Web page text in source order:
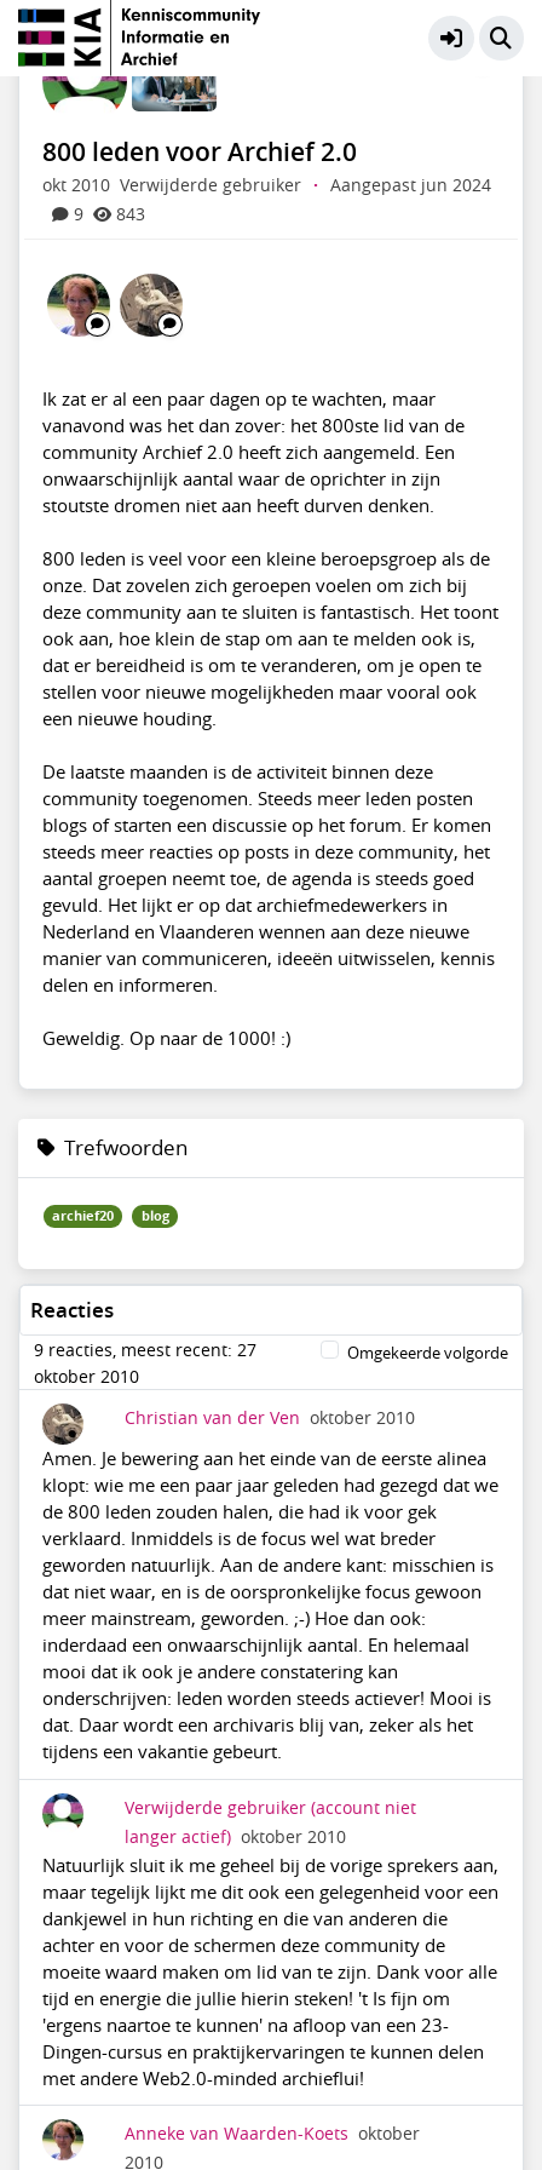
KIA Community Meer
800 leden voor Archief 2.0
okt 2010 Verwijderde gebruiker ·
Aangepast jun 2024
9
843
Ik zat er al een paar dagen op te wachten, maar
vanavond was het dan zover: het 800ste lid van de
community Archief 2.0 heeft zich aangemeld. Een
onwaarschijnlijk aantal waar de oprichter in zijn
stoutste dromen niet aan heeft durven denken.
800 leden is veel voor een kleine beroepsgroep als de
onze. Dat zovelen zich geroepen voelen om zich bij
deze community aan te sluiten is fantastisch. Het toont
ook aan, hoe klein de stap om aan te melden ook is,
dat er bereidheid is om te veranderen, om je open te
stellen voor nieuwe mogelijkheden maar vooral ook
een nieuwe houding.
De laatste maanden is de activiteit binnen deze
community toegenomen. Steeds meer leden posten
blogs of starten een discussie op het forum. Er komen
steeds meer reacties op posts in deze community, het
aantal groepen neemt toe, de agenda is steeds goed
gevuld. Het lijkt er op dat archiefmedewerkers in
Nederland en Vlaanderen wennen aan deze nieuwe
manier van communiceren, ideeën uitwisselen, kennis
delen en informeren.
Geweldig. Op naar de 1000! :)
Trefwoorden
archief20 blog
Reacties
9 reacties, meest recent: 27
oktober 2010
Omgekeerde volgorde
Christian van der Ven oktober 2010
Amen. Je bewering aan het einde van de eerste alinea
klopt: wie me een paar jaar geleden had gezegd dat we
de 800 leden zouden halen, die had ik voor gek
verklaard. Inmiddels is de focus wel wat breder
geworden natuurlijk. Aan de andere kant: misschien is
dat niet waar, en is de oorspronkelijke focus gewoon
meer mainstream, geworden. ;-) Hoe dan ook:
inderdaad een onwaarschijnlijk aantal. En helemaal
mooi dat ik ook je andere constatering kan
onderschrijven: leden worden steeds actiever! Mooi is
dat. Daar wordt een archivaris blij van, zeker als het
tijdens een vakantie gebeurt.
Verwijderde gebruiker (account niet
langer actief) oktober 2010
Natuurlijk sluit ik me geheel bij de vorige sprekers aan,
maar tegelijk lijkt me dit ook een gelegenheid voor een
dankjewel in hun richting en die van anderen die
achter en voor de schermen deze community de
moeite waard maken om lid van te zijn. Dank voor alle
tijd en energie die jullie hierin steken! 't Is fijn om
'ergens naartoe te kunnen' na afloop van een 23-
Dingen-cursus en praktijkervaringen te kunnen delen
met andere Web2.0-minded archieflui!
Anneke van Waarden-Koets oktober
2010